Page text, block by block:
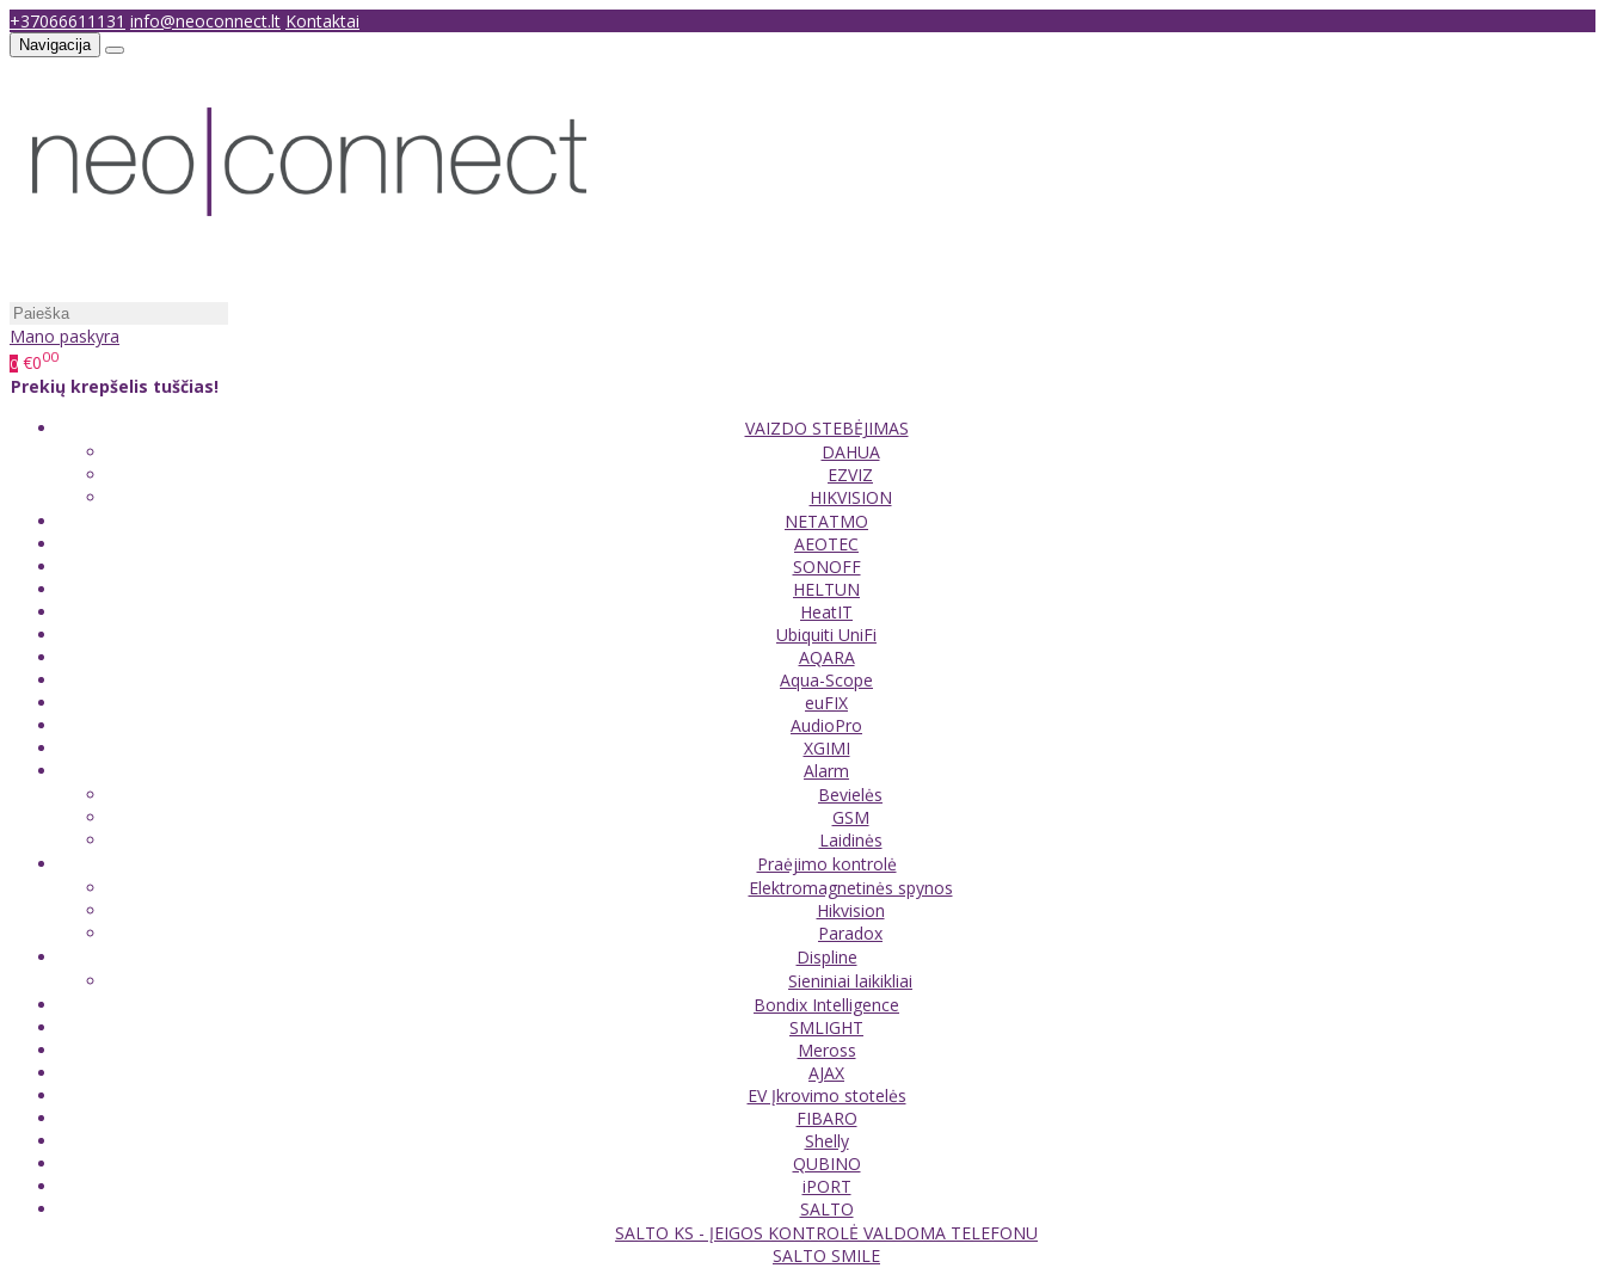
+37066611131 info@neoconnect.lt Kontaktai
Navigacija
Mano paskyra
0 €000
Prekių krepšelis tuščias!
VAIZDO STEBĖJIMAS
DAHUA
EZVIZ
HIKVISION
NETATMO
AEOTEC
SONOFF
HELTUN
HeatIT
Ubiquiti UniFi
AQARA
Aqua-Scope
euFIX
AudioPro
XGIMI
Alarm
Bevielės
GSM
Laidinės
Praėjimo kontrolė
Elektromagnetinės spynos
Hikvision
Paradox
Displine
Sieniniai laikikliai
Bondix Intelligence
SMLIGHT
Meross
AJAX
EV Įkrovimo stotelės
FIBARO
Shelly
QUBINO
iPORT
SALTO
SALTO KS - ĮEIGOS KONTROLĖ VALDOMA TELEFONU
SALTO SMILE